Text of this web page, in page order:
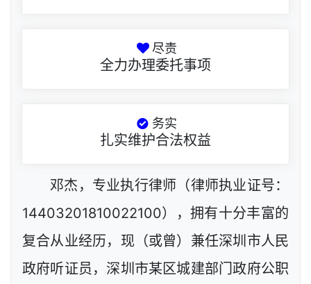
尽责
全力办理委托事项
务实
扎实维护合法权益
邓杰，专业执行律师（律师执业证号：
14403201810022100），拥有十分丰富的
复合从业经历，现（或曾）兼任深圳市人民
政府听证员，深圳市某区城建部门政府公职